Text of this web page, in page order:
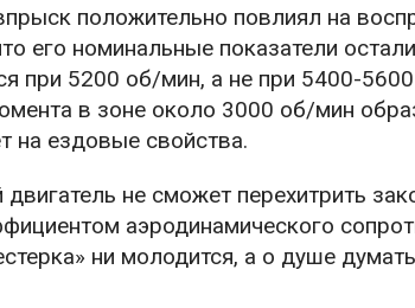
положительно повлиял на
его номинальные показатели
при 5200 об/мин, а не при 5400-
в зоне около 3000 об/мин
на ездовые свойства.
не сможет перехитрить
аэродинамического
ни молодится, а о душе